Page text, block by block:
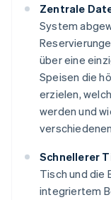
Zentrale
System
über eine
Speisen die
erzielen,
werden und
Schnellerer
Tisch und die
integriertem